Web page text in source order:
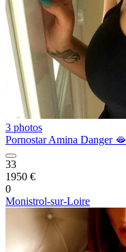
3 photos
Pornostar Amina Danger 🫦
33
1950 €
0
Monistrol-sur-Loire